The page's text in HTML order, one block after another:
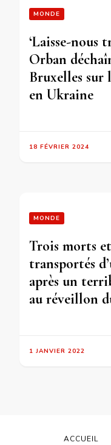
MONDE
‘Laisse-
Orban
Bruxelles sur
en Ukraine
18 FÉVRIER 2024
MONDE
Trois morts
transportés
après un
au réveillon
1 JANVIER 2022
ACCUEIL